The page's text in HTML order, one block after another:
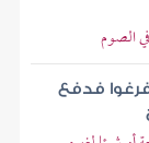
الصوم
فدفع